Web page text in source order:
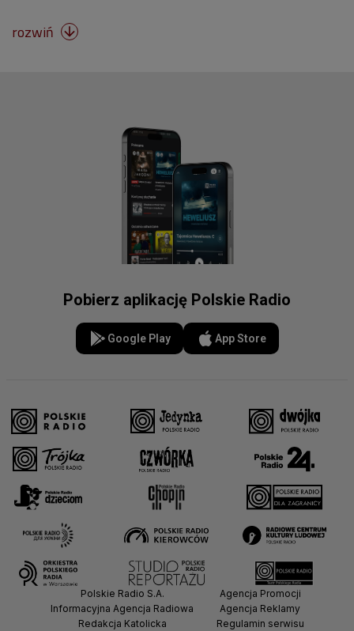
rozwiń 
Pobierz aplikację Polskie Radio
Google Play App Store
Polskie Radio S.A.
Informacyjna Agencja Radiowa
Redakcja Katolicka
Agencja Promocji
Agencja Reklamy
Regulamin serwisu